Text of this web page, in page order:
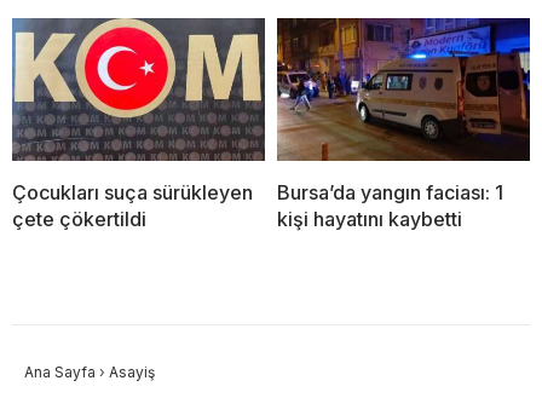
Çocukları suça sürükleyen
çete çökertildi
Bursa’da yangın faciası: 1
kişi hayatını kaybetti
Ana Sayfa › Asayiş